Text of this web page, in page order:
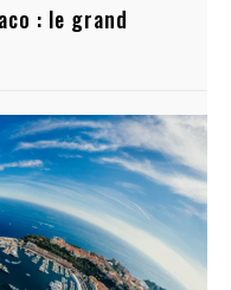
: le grand